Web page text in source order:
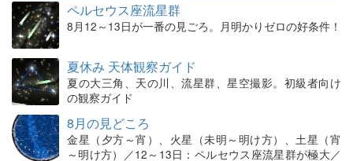
ペルセウス座流星群
8月12～13日が一番の見ごろ。月明かりゼロの好条件！
夏休み 天体観察ガイド
夏の大三角、天の川、流星群、星空撮影。初級者向け
の観察ガイド
8月の見どころ
金星（夕方～宵）、火星（未明～明け方）、土星（宵
～明け方）／12～13日：ペルセウス座流星群が極大／